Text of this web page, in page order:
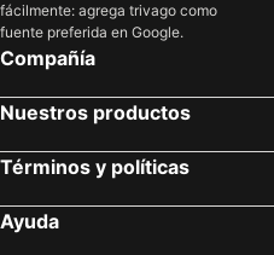
fácilmente: agrega trivago como
fuente preferida en Google.
Compañía
Nuestros productos
Términos y políticas
Ayuda